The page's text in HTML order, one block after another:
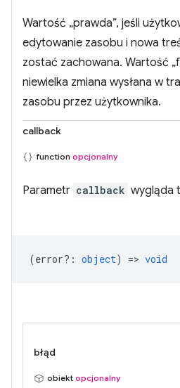
Wartość „prawda”, jeśli
edytowanie zasobu i nowa
zostać zachowana. Wartość
niewielka zmiana wysłana w
zasobu przez użytkownika.
callback
function opcjonalny
Parametr callback wygląda
(error? : object) => void
błąd
obiekt opcjonalny